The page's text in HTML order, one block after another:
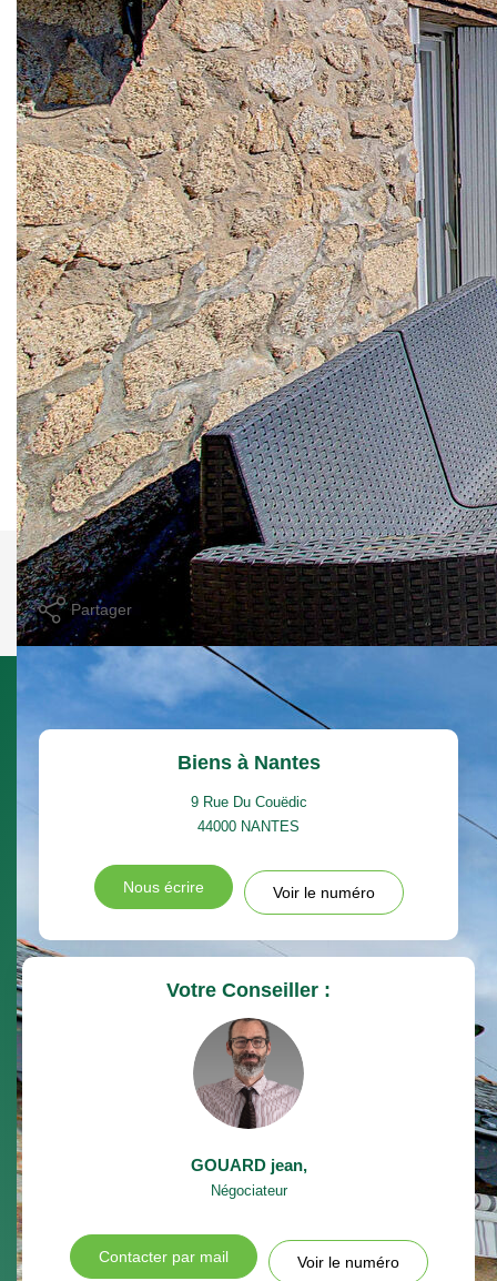
Au calme d'une impasse au calme, dans un environnement
privilégié, parcelle de terrain orientée ouest contenant trois
bâtiments dont : Un grand garage avec grenier, une
dépendance d'environ 40m² avec cheminée et évier, une
maison d'habitation d'environ 65 m² comprenant une pièce
de vie avec cuisine ouverte, chambre en mezzanine,
dégagement, WC, salle d'eau. Terrasses et jardin., cadre
exceptionnel et bien à potentiel, rare. A vendre en l'état,
Jean Gouard 0695038155
La présente annonce a été rédigée sous la responsabilité
éditoriale de M. Jean GOUARD, Agent Commercial
mandataire en immobilier immatriculé au Registre Spécial
des Agents Commerciaux (RSAC) du Tribunal de
Commerce de Nantes sous le numéro 478962236.
Nos honoraires Nous contacter
Imprimer
Partager Calculer mon budget
Biens à Nantes
9 Rue Du Couëdic
44000 NANTES
Nous écrire Voir le numéro
Votre Conseiller :
GOUARD jean,
Négociateur
Contacter par mail Voir le numéro